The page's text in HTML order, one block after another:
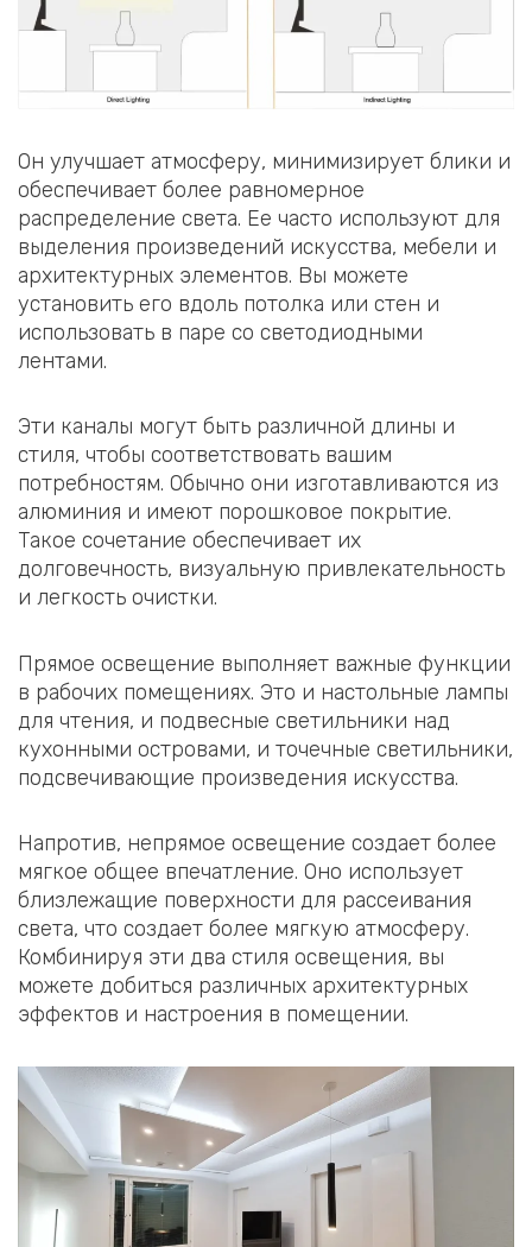
Он улучшает атмосферу, минимизирует блики и
обеспечивает более равномерное
распределение света. Ее часто используют для
выделения произведений искусства, мебели и
архитектурных элементов. Вы можете
установить его вдоль потолка или стен и
использовать в паре со светодиодными
лентами.
Эти каналы могут быть различной длины и
стиля, чтобы соответствовать вашим
потребностям. Обычно они изготавливаются из
алюминия и имеют порошковое покрытие.
Такое сочетание обеспечивает их
долговечность, визуальную привлекательность
и легкость очистки.
Прямое освещение выполняет важные функции
в рабочих помещениях. Это и настольные лампы
для чтения, и подвесные светильники над
кухонными островами, и точечные светильники,
подсвечивающие произведения искусства.
Напротив, непрямое освещение создает более
мягкое общее впечатление. Оно использует
близлежащие поверхности для рассеивания
света, что создает более мягкую атмосферу.
Комбинируя эти два стиля освещения, вы
можете добиться различных архитектурных
эффектов и настроения в помещении.